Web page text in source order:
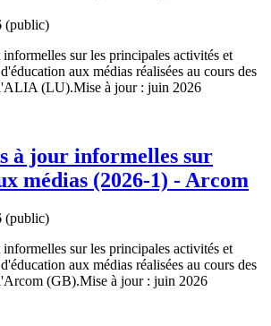
(public)
sur les principales activités et
aux médias réalisées au cours des
(LU).Mise à jour : juin 2026
à jour informelles sur
médias (2026-1) - Arcom
(public)
sur les principales activités et
aux médias réalisées au cours des
(GB).Mise à jour : juin 2026